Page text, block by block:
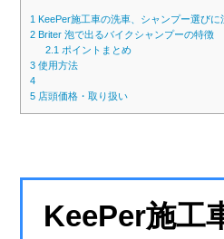
1
KeePer施工車の洗車、シャンプー選び
2 Briter 泡で出るバイクシャンプーの特徴
2.1 ポイントまとめ
3 使用方法
4
5 店頭価格・取り扱い
KeePer施工